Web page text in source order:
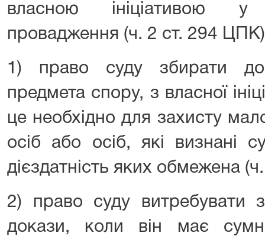
власною ініціативою
провадження (ч. 2 ст. 294
1) право суду збирати
предмета спору, з власної
це необхідно для захисту
осіб або осіб, які визнані
дієздатність яких обмежена
2) право суду витребувати
докази, коли він має